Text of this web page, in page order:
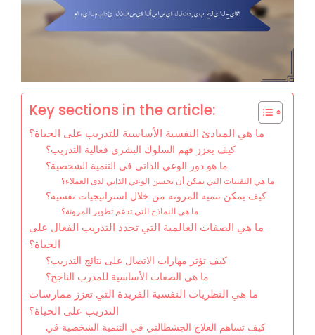
Key sections in the article:
ما هي المبادئ النفسية الأساسية للتدريب على الحياة؟
كيف يعزز فهم السلوك البشري فعالية التدريب؟
ما هو دور الوعي الذاتي في التنمية الشخصية؟
ما هي التقنيات التي يمكن أن تحسن الوعي الذاتي لدى العملاء؟
كيف يمكن تنمية المرونة من خلال استراتيجيات نفسية؟
ما هي النماذج التي تدعم تطوير المرونة؟
ما هي الصفات العالمية التي تحدد التدريب الفعال على
الحياة؟
كيف تؤثر مهارات الاتصال على نتائج التدريب؟
ما هي الصفات الأساسية للمدرب الناجح؟
ما هي النظريات النفسية الفريدة التي تعزز ممارسات
التدريب على الحياة؟
كيف تساهم العلاج الجشطالتي في التنمية الشخصية في